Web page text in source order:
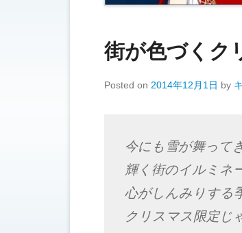
街が色づくク
Posted on 2014年12月1日 by
今にも雪が舞って
輝く街のイルミネ
心がしんみりする
クリスマス限定じ